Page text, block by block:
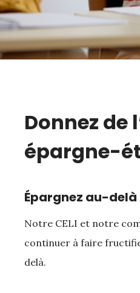
Donnez de
épargne-
Épargnez au-delà
Notre CELI et notre
continuer à faire
delà.